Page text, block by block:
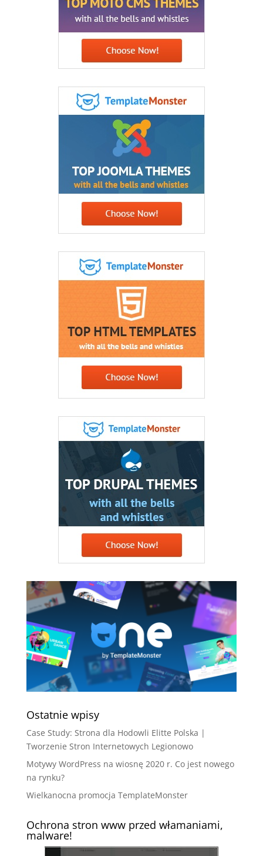
Ostatnie wpisy
Case Study: Strona dla Hodowli Elitte Polska |
Tworzenie Stron Internetowych Legionowo
Motywy WordPress na wiosnę 2020 r. Co jest nowego
na rynku?
Wielkanocna promocja TemplateMonster
Ochrona stron www przed włamaniami,
malware!